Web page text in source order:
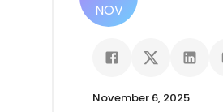
NOV
November 6, 2025